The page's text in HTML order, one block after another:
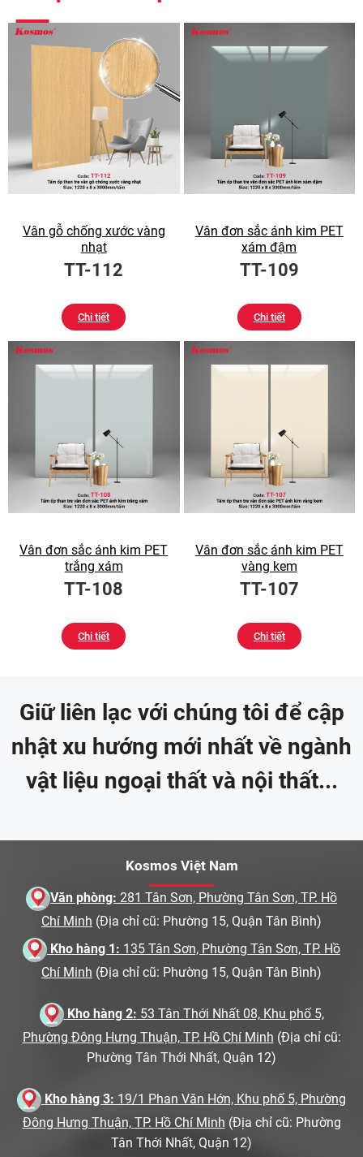
Vân gỗ chống xước vàng
nhạt
TT-112
Chi tiết
Vân đơn sắc ánh kim PET
xám đậm
TT-109
Chi tiết
Vân đơn sắc ánh kim PET
trắng xám
TT-108
Chi tiết
Vân đơn sắc ánh kim PET
vàng kem
TT-107
Chi tiết
Giữ liên lạc với chúng tôi để cập
nhật xu hướng mới nhất về ngành
vật liệu ngoại thất và nội thất...
Kosmos Việt Nam
Văn phòng: 281 Tân Sơn, Phường Tân Sơn, TP. Hồ
Chí Minh (Địa chỉ cũ: Phường 15, Quận Tân Bình)
Kho hàng 1: 135 Tân Sơn, Phường Tân Sơn, TP. Hồ
Chí Minh (Địa chỉ cũ: Phường 15, Quận Tân Bình)
Kho hàng 2: 53 Tân Thới Nhất 08, Khu phố 5,
Phường Đông Hưng Thuận, TP. Hồ Chí Minh (Địa chỉ cũ:
Phường Tân Thới Nhất, Quận 12)
Kho hàng 3: 19/1 Phan Văn Hớn, Khu phố 5, Phường
Đông Hưng Thuận, TP. Hồ Chí Minh (Địa chỉ cũ: Phường
Tân Thới Nhất, Quận 12)